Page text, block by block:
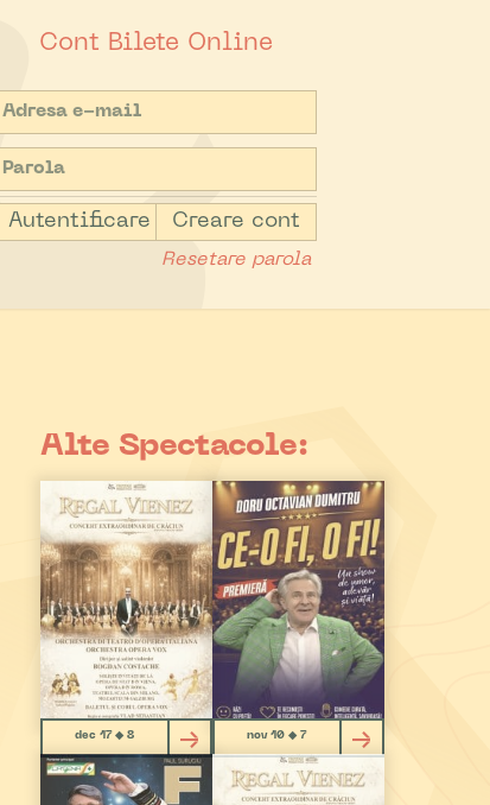
Cont Bilete Online
Autentificare Creare cont
Resetare parola
Alte Spectacole:
dec 17 ◆ 8 nov 10 ◆ 7